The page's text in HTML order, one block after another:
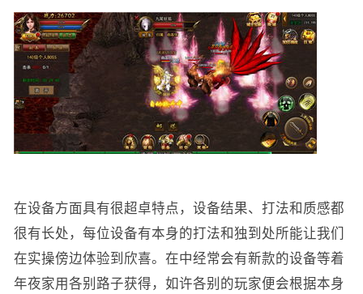
在设备方面具有很超卓特点，设备结果、打法和质感都
很有长处，每位设备有本身的打法和独到处所能让我们
在实操傍边体验到欣喜。在中经常会有新款的设备等着
年夜家用各别路子获得，如许各别的玩家便会根据本身